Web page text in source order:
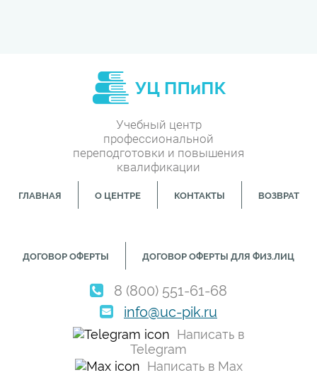
Учебный центр
профессиональной
переподготовки и повышения
квалификации
ГЛАВНАЯ О ЦЕНТРЕ КОНТАКТЫ ВОЗВРАТ
ДОГОВОР ОФЕРТЫ ДОГОВОР ОФЕРТЫ ДЛЯ ФИЗ.ЛИЦ
8 (800) 551-61-68
info@uc-pik.ru
Написать в
Telegram
Написать в Max